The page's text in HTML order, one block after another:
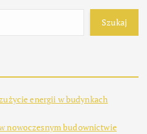
Szukaj
energii w budynkach
nowoczesnym budownictwie